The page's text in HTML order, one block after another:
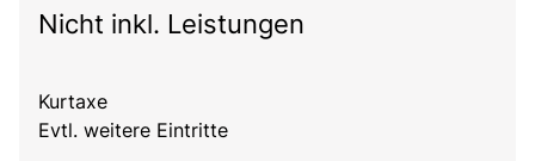
Nicht inkl. Leistungen
Kurtaxe
Evtl. weitere Eintritte